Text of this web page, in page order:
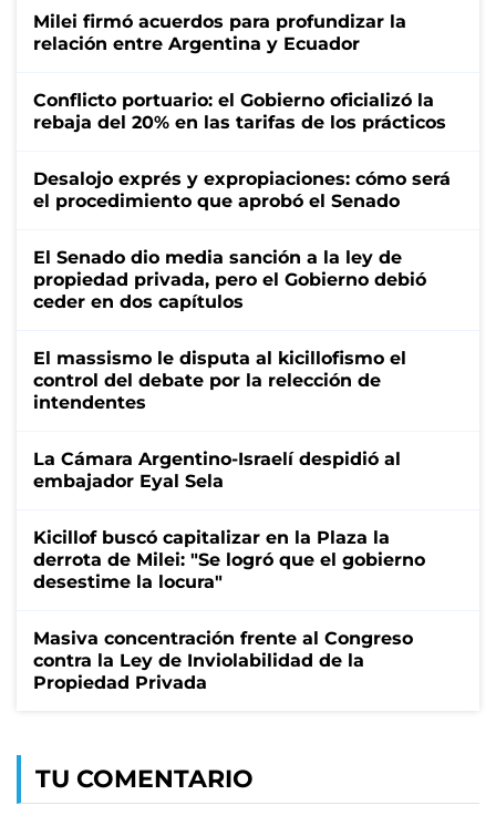
Milei firmó acuerdos para profundizar la
relación entre Argentina y Ecuador
Conflicto portuario: el Gobierno oficializó la
rebaja del 20% en las tarifas de los prácticos
Desalojo exprés y expropiaciones: cómo será
el procedimiento que aprobó el Senado
El Senado dio media sanción a la ley de
propiedad privada, pero el Gobierno debió
ceder en dos capítulos
El massismo le disputa al kicillofismo el
control del debate por la relección de
intendentes
La Cámara Argentino-Israelí despidió al
embajador Eyal Sela
Kicillof buscó capitalizar en la Plaza la
derrota de Milei: "Se logró que el gobierno
desestime la locura"
Masiva concentración frente al Congreso
contra la Ley de Inviolabilidad de la
Propiedad Privada
TU COMENTARIO